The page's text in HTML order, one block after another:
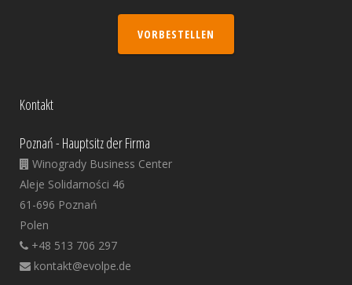
VORBESTELLEN
Kontakt
Poznań - Hauptsitz der Firma
Winogrady Business Center
Aleje Solidarności 46
61-696 Poznań
Polen
+48 513 706 297
kontakt@evolpe.de